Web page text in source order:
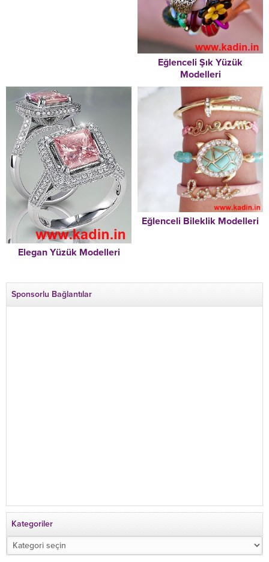
Eğlenceli Şık Yüzük
Modelleri
Elegan Yüzük Modelleri
Eğlenceli Bileklik Modelleri
Sponsorlu Bağlantılar
Kategoriler
Kategoriler